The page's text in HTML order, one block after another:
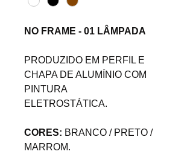
NO FRAME - 01 LÂMPADA
PRODUZIDO EM PERFIL E
CHAPA DE ALUMÍNIO COM
PINTURA
ELETROSTÁTICA.
CORES: BRANCO / PRETO /
MARROM.